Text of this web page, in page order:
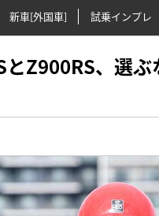
新車[外国車] 試乗インプレ
Z900RS、選ぶ